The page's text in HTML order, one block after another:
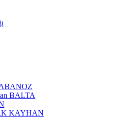
BALTA
KAYHAN